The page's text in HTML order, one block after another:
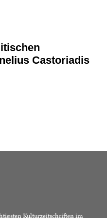
Castoriadis
Kulturzeitschriften im